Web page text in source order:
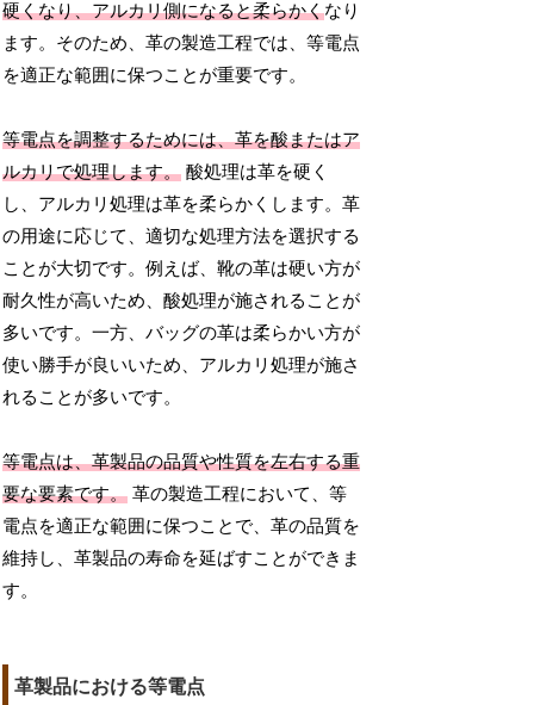
硬くなり、アルカリ側になると柔らかくなり
ます。そのため、革の製造工程では、等電点
を適正な範囲に保つことが重要です。
等電点を調整するためには、革を酸またはア
ルカリで処理します。 酸処理は革を硬く
し、アルカリ処理は革を柔らかくします。革
の用途に応じて、適切な処理方法を選択する
ことが大切です。例えば、靴の革は硬い方が
耐久性が高いため、酸処理が施されることが
多いです。一方、バッグの革は柔らかい方が
使い勝手が良いいため、アルカリ処理が施さ
れることが多いです。
等電点は、革製品の品質や性質を左右する重
要な要素です。 革の製造工程において、等
電点を適正な範囲に保つことで、革の品質を
維持し、革製品の寿命を延ばすことができま
す。
革製品における等電点